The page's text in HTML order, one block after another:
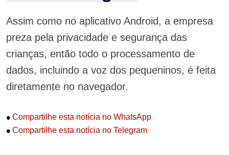
Assim como no aplicativo Android, a empresa
preza pela privacidade e segurança das
crianças, então todo o processamento de
dados, incluindo a voz dos pequeninos, é feita
diretamente no navegador.
• Compartilhe esta notícia no WhatsApp
• Compartilhe esta notícia no Telegram